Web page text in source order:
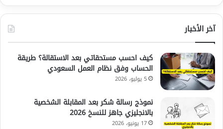
آخر الأخبار
كيف احسب مستحقاتي بعد الاستقالة؟ طريقة
الحساب وفق نظام العمل السعودي
5 يوليو، 2026
نموذج رسالة شكر بعد المقابلة الشخصية
بالانجليزي جاهز للنسخ 2026
17 يونيو، 2026